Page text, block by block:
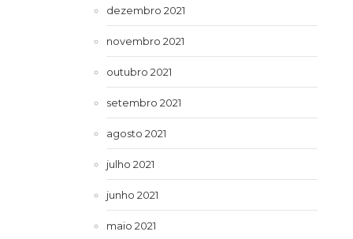
dezembro 2021
novembro 2021
outubro 2021
setembro 2021
agosto 2021
julho 2021
junho 2021
maio 2021